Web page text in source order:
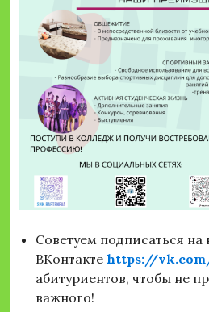
Советуем подписаться на
ВКонтакте https://
абитуриентов, чтобы не
важного!